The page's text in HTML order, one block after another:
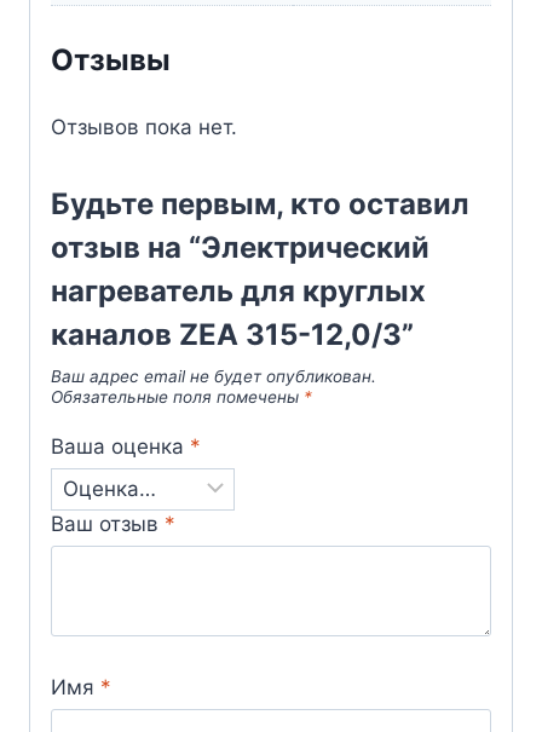
Отзывы
Отзывов пока нет.
Будьте первым, кто оставил
отзыв на “Электрический
нагреватель для круглых
каналов ZEA 315-12,0/3”
Ваш адрес email не будет опубликован.
Обязательные поля помечены *
Ваша оценка *
Ваш отзыв *
Имя *